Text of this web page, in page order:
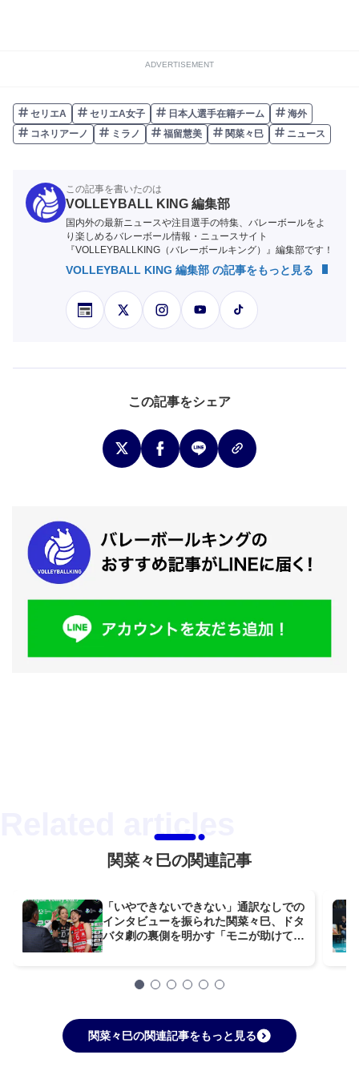
ADVERTISEMENT
セリエA セリエA女子 日本人選手在籍チーム
海外
コネリアーノ
ミラノ 福留慧美 関菜々巳 ニュース
この記事を書いたのは
VOLLEYBALL KING 編集部
国内外の最新ニュースや注目選手の特集、バレーボールをよ
り楽しめるバレーボール情報・ニュースサイト
『VOLLEYBALLKING（バレーボールキング）』編集部です！
VOLLEYBALL KING 編集部 の記事をもっと見る
この記事をシェア
関菜々巳の関連記事
「いやできないできない」通訳なしでの
インタビューを振られた関菜々巳、ドタ
バタ劇の裏側を明かす「モニが助けてく
関菜々巳の関連記事をもっと見る